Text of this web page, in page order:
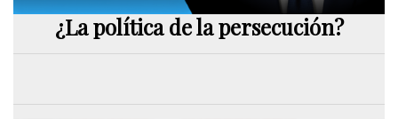
¿La política de la persecución?